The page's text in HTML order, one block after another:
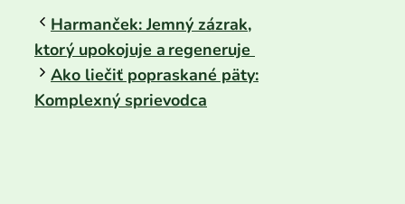
Harmanček: Jemný zázrak,
ktorý upokojuje a regeneruje
Ako liečiť popraskané päty:
Komplexný sprievodca